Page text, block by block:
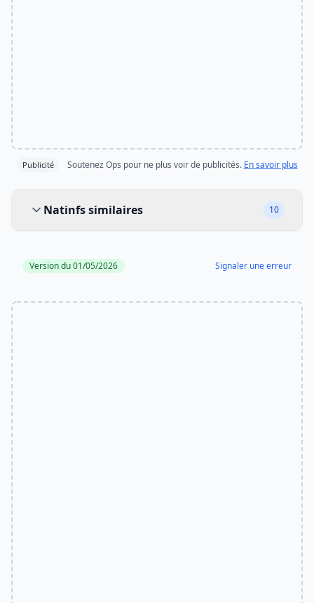
Publicité Soutenez Ops pour ne plus voir de publicités. En savoir plus
Natinfs similaires
10
Version du 01/05/2026 Signaler une erreur